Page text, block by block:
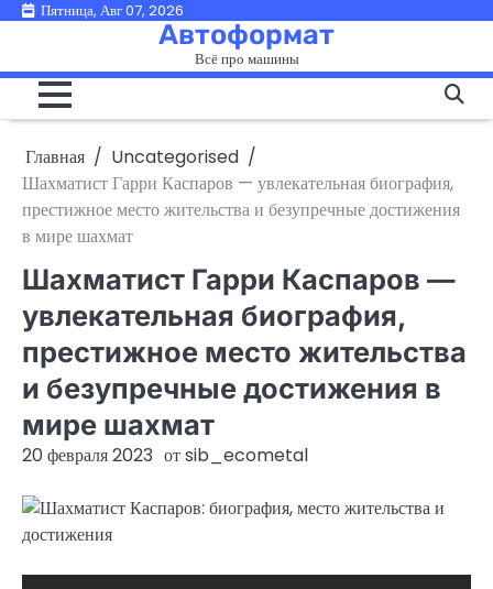
ПерейтиПятница, Авг 07, 2026
Автоформат
Всё про машины
Главная
Uncategorised
Шахматист Гарри Каспаров — увлекательная биография,
престижное место жительства и безупречные достижения
в мире шахмат
Шахматист Гарри Каспаров —
увлекательная биография,
престижное место жительства
и безупречные достижения в
мире шахмат
20 февраля 2023 отsib_ecometal